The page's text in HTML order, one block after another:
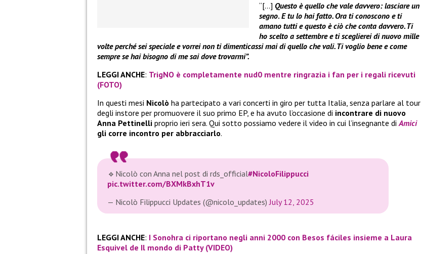
“[…] Questo è quello che vale davvero: lasciare un
segno. E tu lo hai fatto. Ora ti conoscono e ti
amano tutti e questo è ciò che conta davvero. Ti
ho scelto a settembre e ti sceglierei di nuovo mille
volte perché sei speciale e vorrei non ti dimenticassi mai di quello che vali. Ti voglio bene e come
sempre se hai bisogno di me sai dove trovarmi”.
LEGGI ANCHE: TrigNO è completamente nud0 mentre ringrazia i fan per i regali ricevuti
(FOTO)
In questi mesi Nicolò ha partecipato a vari concerti in giro per tutta Italia, senza parlare al tour
degli instore per promuovere il suo primo EP, e ha avuto l’occasione di incontrare di nuovo
Anna Pettinelli proprio ieri sera. Qui sotto possiamo vedere il video in cui l’insegnante diAmici
gli corre incontro per abbracciarlo.
🔹Nicolò con Anna nel post di rds_official#NicoloFilippucci
pic.twitter.com/BXMkBxhT1v
— Nicolò Filippucci Updates (@nicolo_updates)July 12, 2025
LEGGI ANCHE: I Sonohra ci riportano negli anni 2000 con Besos fáciles insieme a Laura
Esquivel de Il mondo di Patty (VIDEO)